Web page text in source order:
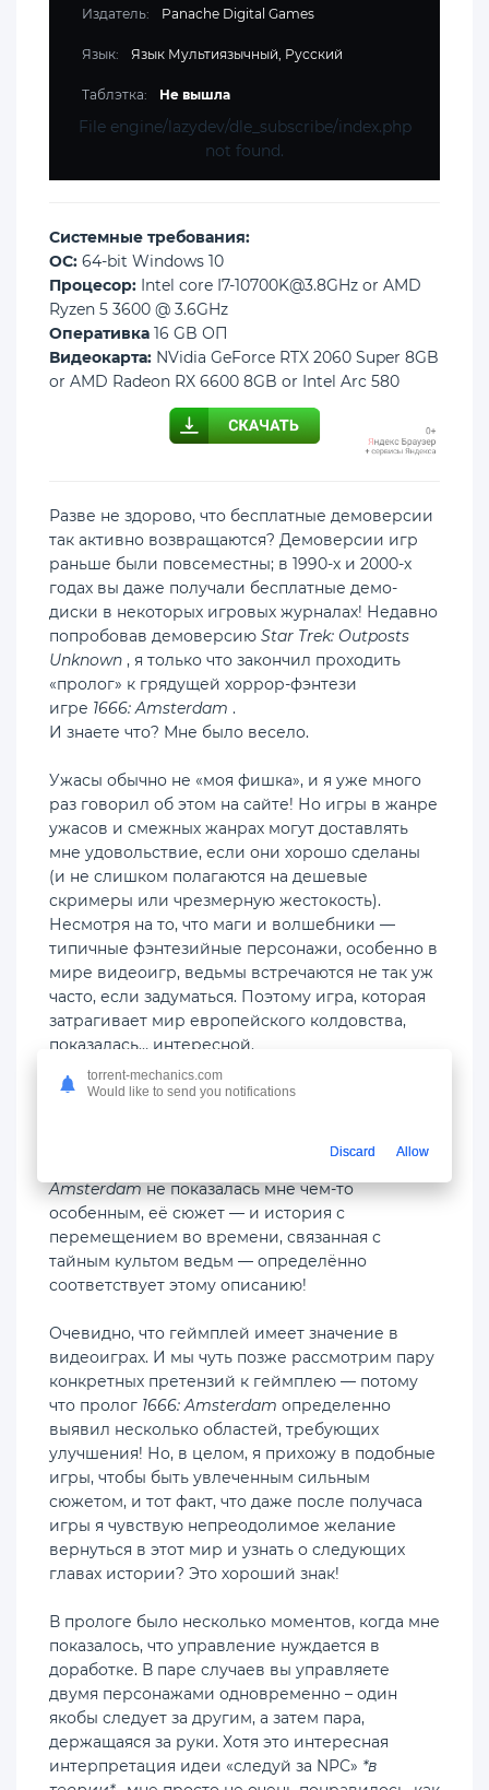
Издатель: Panache Digital Games
Язык: Язык Мультиязычный, Русский
Таблэтка: Не вышла
File engine/lazydev/dle_subscribe/index.php
not found.
Cистемные требования:
ОС: 64-bit Windows 10
Процесор: Intel core I7-10700K@3.8GHz or AMD
Ryzen 5 3600 @ 3.6GHz
Оперативка 16 GB ОП
Видеокарта: NVidia GeForce RTX 2060 Super 8GB
or AMD Radeon RX 6600 8GB or Intel Arc 580
Разве не здорово, что бесплатные демоверсии
так активно возвращаются? Демоверсии игр
раньше были повсеместны; в 1990-х и 2000-х
годах вы даже получали бесплатные демо-
диски в некоторых игровых журналах! Недавно
попробовав демоверсию Star Trek: Outposts
Unknown , я только что закончил проходить
«пролог» к грядущей хоррор-фэнтези
игре 1666: Amsterdam .
И знаете что? Мне было весело.
Ужасы обычно не «моя фишка», и я уже много
раз говорил об этом на сайте! Но игры в жанре
ужасов и смежных жанрах могут доставлять
мне удовольствие, если они хорошо сделаны
(и не слишком полагаются на дешевые
скримеры или чрезмерную жестокость).
Несмотря на то, что маги и волшебники —
типичные фэнтезийные персонажи, особенно в
мире видеоигр, ведьмы встречаются не так уж
часто, если задуматься. Поэтому игра, которая
затрагивает мир европейского колдовства,
показалась… интересной.
Меня всегда будут интересовать игры, которые
Amsterdamне показалась мне чем-то
особенным, её сюжет — и история с
перемещением во времени, связанная с
тайным культом ведьм — определённо
соответствует этому описанию!
Очевидно, что геймплей имеет значение в
видеоиграх. И мы чуть позже рассмотрим пару
конкретных претензий к геймплею — потому
что пролог 1666: Amsterdam определенно
выявил несколько областей, требующих
улучшения! Но, в целом, я прихожу в подобные
игры, чтобы быть увлеченным сильным
сюжетом, и тот факт, что даже после получаса
игры я чувствую непреодолимое желание
вернуться в этот мир и узнать о следующих
главах истории? Это хороший знак!
В прологе было несколько моментов, когда мне
показалось, что управление нуждается в
доработке. В паре случаев вы управляете
двумя персонажами одновременно – один
якобы следует за другим, а затем пара,
держащаяся за руки. Хотя это интересная
интерпретация идеи «следуй за NPC» *в
torrent-mechanics.com
Would like to send you notifications
Discard Allow